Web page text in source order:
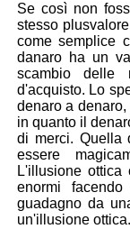
Se così non
stesso
come semplice
danaro ha un
scambio delle
d'acquisto. Lo
denaro a
in quanto il
di merci. Quella
essere
L'illusione ottica
enormi
guadagno da
un'illusione ottica.